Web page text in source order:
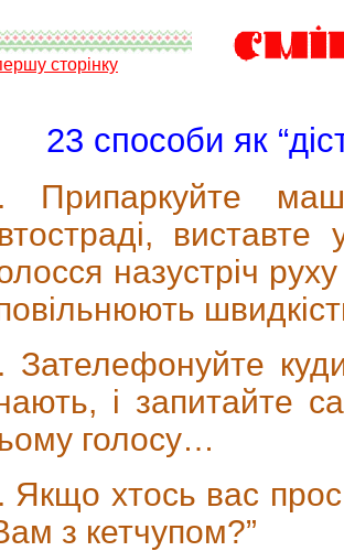
сторінку
23 способи як
Припаркуйте
назустріч
Зателефонуйте
і запитайте
голосу…
Якщо хтось вас
з кетчупом?”